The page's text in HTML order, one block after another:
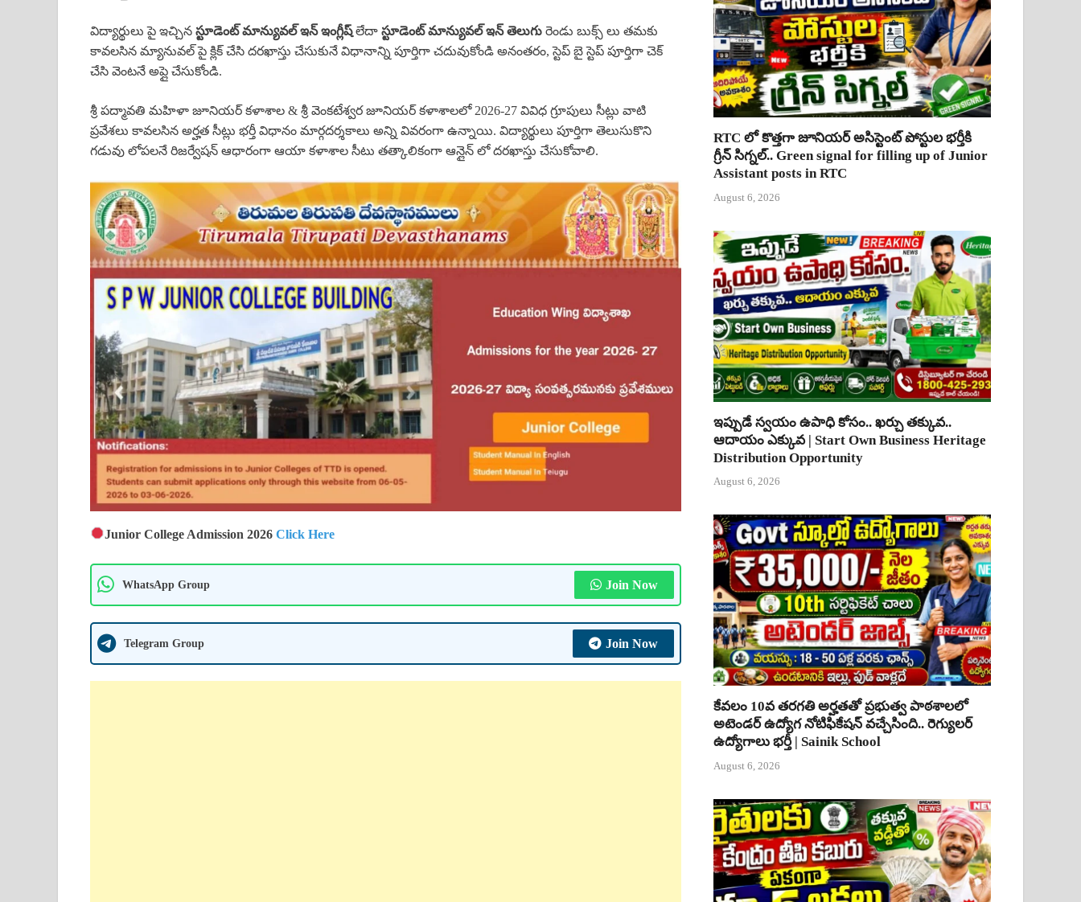
విద్యార్థులు పై ఇచ్చిన స్టూడెంట్ మాన్యువల్ ఇన్ ఇంగ్లీష్లేదా స్టూడెంట్ మాన్యువల్ ఇన్ తెలుగు రెండు బుక్స్ లు తమకు
కావలసిన మ్యానువల్ పై క్లిక్ చేసి దరఖాస్తు చేసుకునే విధానాన్ని పూర్తిగా చదువుకోండి అనంతరం, స్టెప్ బై స్టెప్ పూర్తిగా చెక్
చేసి వెంటనే అప్లై చేసుకోండి.
శ్రీ పద్మావతి మహిళా జూనియర్ కళాశాల & శ్రీ వెంకటేశ్వర జూనియర్ కళాశాలలో 2026-27 వివిధ గ్రూపులు సీట్లు వాటి
ప్రవేశలు కావలసిన అర్హత సీట్లు భర్తీ విధానం మార్గదర్శకాలు అన్ని వివరంగా ఉన్నాయి. విద్యార్థులు పూర్తిగా తెలుసుకొని
గడువు లోపలనే రిజర్వేషన్ ఆధారంగా ఆయా కళాశాల సీటు తత్కాలికంగా ఆన్లైన్ లో దరఖాస్తు చేసుకోవాలి.
Junior College Admission 2026Click Here
WhatsApp Group Join Now
Telegram Group Join Now
RTC లో కొత్తగా జూనియర్ అసిస్టెంట్ పోస్టుల భర్తీకి
గ్రీన్ సిగ్నల్.. Green signal for filling up of Junior
Assistant posts in RTC
August 6, 2026
ఇప్పుడే స్వయం ఉపాధి కోసం.. ఖర్చు తక్కువ..
ఆదాయం ఎక్కువ | Start Own Business Heritage
Distribution Opportunity
August 6, 2026
కేవలం 10వ తరగతి అర్హతతో ప్రభుత్వ పాఠశాలలో
అటెండర్ ఉద్యోగ నోటిఫికేషన్ వచ్చేసింది.. రెగ్యులర్
ఉద్యోగాలు భర్తీ | Sainik School
August 6, 2026